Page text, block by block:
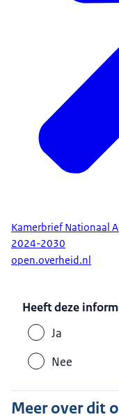
Kamerbrief Nationaal
2024-2030
open.overheid.nl
Heeft deze
Ja
Nee
Meer over dit